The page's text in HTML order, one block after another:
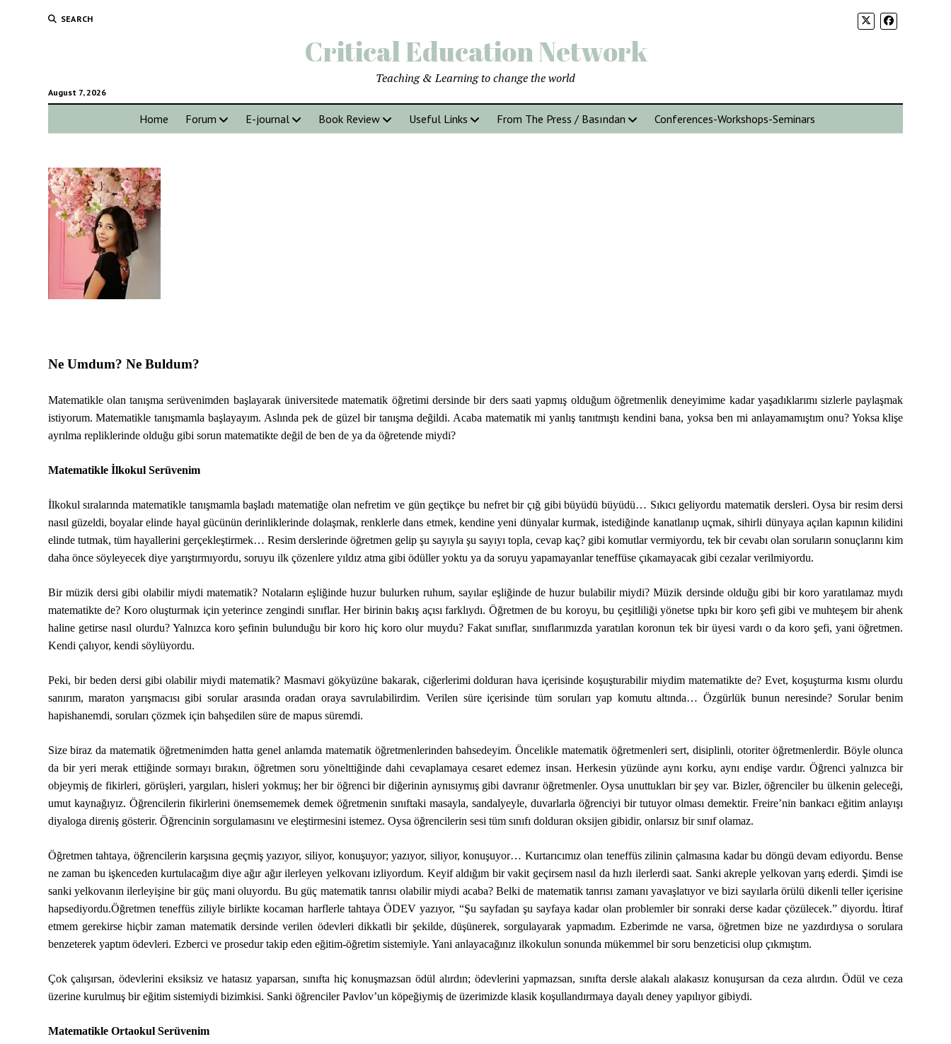
SEARCH
Critical Education Network
August 7, 2026
Teaching & Learning to change the world
Home Forum E-journal Book Review Useful Links From The Press / Basından Conferences-Workshops-Seminars
Ne Umdum? Ne Buldum?
Matematikle olan tanışma serüvenimden başlayarak üniversitede matematik öğretimi dersinde bir ders saati yapmış olduğum öğretmenlik deneyimime kadar yaşadıklarımı sizlerle paylaşmak
istiyorum. Matematikle tanışmamla başlayayım. Aslında pek de güzel bir tanışma değildi. Acaba matematik mi yanlış tanıtmıştı kendini bana, yoksa ben mi anlayamamıştım onu? Yoksa klişe
ayrılma repliklerinde olduğu gibi sorun matematikte değil de ben de ya da öğretende miydi?
Matematikle İlkokul Serüvenim
İlkokul sıralarında matematikle tanışmamla başladı matematiğe olan nefretim ve gün geçtikçe bu nefret bir çığ gibi büyüdü büyüdü… Sıkıcı geliyordu matematik dersleri. Oysa bir resim dersi
nasıl güzeldi, boyalar elinde hayal gücünün derinliklerinde dolaşmak, renklerle dans etmek, kendine yeni dünyalar kurmak, istediğinde kanatlanıp uçmak, sihirli dünyaya açılan kapının kilidini
elinde tutmak, tüm hayallerini gerçekleştirmek… Resim derslerinde öğretmen gelip şu sayıyla şu sayıyı topla, cevap kaç? gibi komutlar vermiyordu, tek bir cevabı olan soruların sonuçlarını kim
daha önce söyleyecek diye yarıştırmıyordu, soruyu ilk çözenlere yıldız atma gibi ödüller yoktu ya da soruyu yapamayanlar teneffüse çıkamayacak gibi cezalar verilmiyordu.
Bir müzik dersi gibi olabilir miydi matematik? Notaların eşliğinde huzur bulurken ruhum, sayılar eşliğinde de huzur bulabilir miydi? Müzik dersinde olduğu gibi bir koro yaratılamaz mıydı
matematikte de? Koro oluşturmak için yeterince zengindi sınıflar. Her birinin bakış açısı farklıydı. Öğretmen de bu koroyu, bu çeşitliliği yönetse tıpkı bir koro şefi gibi ve muhteşem bir ahenk
haline getirse nasıl olurdu? Yalnızca koro şefinin bulunduğu bir koro hiç koro olur muydu? Fakat sınıflar, sınıflarımızda yaratılan koronun tek bir üyesi vardı o da koro şefi, yani öğretmen.
Kendi çalıyor, kendi söylüyordu.
Peki, bir beden dersi gibi olabilir miydi matematik? Masmavi gökyüzüne bakarak, ciğerlerimi dolduran hava içerisinde koşuşturabilir miydim matematikte de? Evet, koşuşturma kısmı olurdu
sanırım, maraton yarışmacısı gibi sorular arasında oradan oraya savrulabilirdim. Verilen süre içerisinde tüm soruları yap komutu altında… Özgürlük bunun neresinde? Sorular benim
hapishanemdi, soruları çözmek için bahşedilen süre de mapus süremdi.
Size biraz da matematik öğretmenimden hatta genel anlamda matematik öğretmenlerinden bahsedeyim. Öncelikle matematik öğretmenleri sert, disiplinli, otoriter öğretmenlerdir. Böyle olunca
da bir yeri merak ettiğinde sormayı bırakın, öğretmen soru yönelttiğinde dahi cevaplamaya cesaret edemez insan. Herkesin yüzünde aynı korku, aynı endişe vardır. Öğrenci yalnızca bir
objeymiş de fikirleri, görüşleri, yargıları, hisleri yokmuş; her bir öğrenci bir diğerinin aynısıymış gibi davranır öğretmenler. Oysa unuttukları bir şey var. Bizler, öğrenciler bu ülkenin geleceği,
umut kaynağıyız. Öğrencilerin fikirlerini önemsememek demek öğretmenin sınıftaki masayla, sandalyeyle, duvarlarla öğrenciyi bir tutuyor olması demektir. Freire’nin bankacı eğitim anlayışı
diyaloga direniş gösterir. Öğrencinin sorgulamasını ve eleştirmesini istemez. Oysa öğrencilerin sesi tüm sınıfı dolduran oksijen gibidir, onlarsız bir sınıf olamaz.
Öğretmen tahtaya, öğrencilerin karşısına geçmiş yazıyor, siliyor, konuşuyor; yazıyor, siliyor, konuşuyor… Kurtarıcımız olan teneffüs zilinin çalmasına kadar bu döngü devam ediyordu. Bense
ne zaman bu işkenceden kurtulacağım diye ağır ağır ilerleyen yelkovanı izliyordum. Keyif aldığım bir vakit geçirsem nasıl da hızlı ilerlerdi saat. Sanki akreple yelkovan yarış ederdi. Şimdi ise
sanki yelkovanın ilerleyişine bir güç mani oluyordu. Bu güç matematik tanrısı olabilir miydi acaba? Belki de matematik tanrısı zamanı yavaşlatıyor ve bizi sayılarla örülü dikenli teller içerisine
hapsediyordu.Öğretmen teneffüs ziliyle birlikte kocaman harflerle tahtaya ÖDEV yazıyor, “Şu sayfadan şu sayfaya kadar olan problemler bir sonraki derse kadar çözülecek.” diyordu. İtiraf
etmem gerekirse hiçbir zaman matematik dersinde verilen ödevleri dikkatli bir şekilde, düşünerek, sorgulayarak yapmadım. Ezberimde ne varsa, öğretmen bize ne yazdırdıysa o sorulara
benzeterek yaptım ödevleri. Ezberci ve prosedur takip eden eğitim-öğretim sistemiyle. Yani anlayacağınız ilkokulun sonunda mükemmel bir soru benzeticisi olup çıkmıştım.
Çok çalışırsan, ödevlerini eksiksiz ve hatasız yaparsan, sınıfta hiç konuşmazsan ödül alırdın; ödevlerini yapmazsan, sınıfta dersle alakalı alakasız konuşursan da ceza alırdın. Ödül ve ceza
üzerine kurulmuş bir eğitim sistemiydi bizimkisi. Sanki öğrenciler Pavlov’un köpeğiymiş de üzerimizde klasik koşullandırmaya dayalı deney yapılıyor gibiydi.
Matematikle Ortaokul Serüvenim